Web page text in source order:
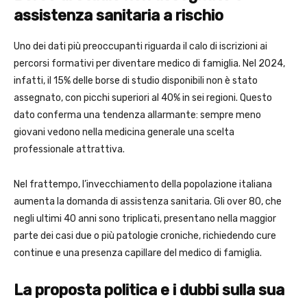
assistenza sanitaria a rischio
Uno dei dati più preoccupanti riguarda il calo di iscrizioni ai
percorsi formativi per diventare medico di famiglia. Nel 2024,
infatti, il 15% delle borse di studio disponibili non è stato
assegnato, con picchi superiori al 40% in sei regioni. Questo
dato conferma una tendenza allarmante: sempre meno
giovani vedono nella medicina generale una scelta
professionale attrattiva.
Nel frattempo, l’invecchiamento della popolazione italiana
aumenta la domanda di assistenza sanitaria. Gli over 80, che
negli ultimi 40 anni sono triplicati, presentano nella maggior
parte dei casi due o più patologie croniche, richiedendo cure
continue e una presenza capillare del medico di famiglia.
La proposta politica e i dubbi sulla sua